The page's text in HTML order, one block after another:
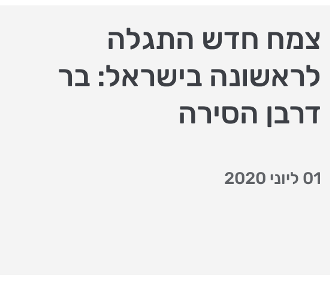
צמח חדש התגלה
לראשונה בישראל: ‏‏בר
דרבן הסירה
01 ליוני 2020